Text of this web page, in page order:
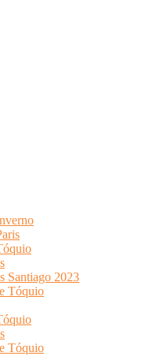
Santiago 2023
Tóquio
Tóquio